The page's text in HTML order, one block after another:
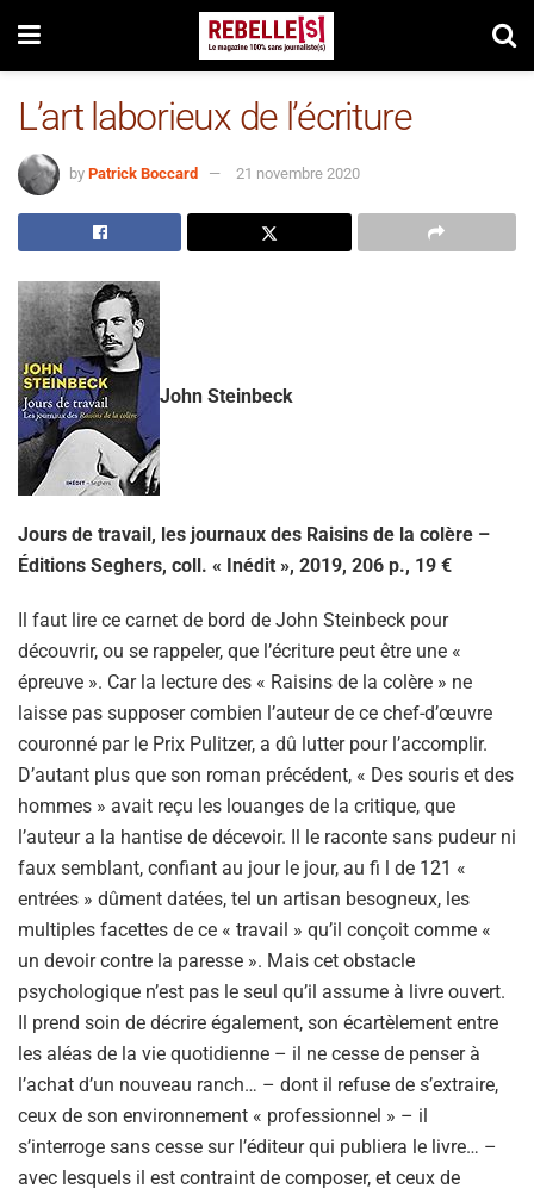
L’art laborieux de l’écriture
by Patrick Boccard 21 novembre 2020
John Steinbeck
Jours de travail, les journaux des Raisins de la colère –
Éditions Seghers, coll. « Inédit », 2019, 206 p., 19 €
Il faut lire ce carnet de bord de John Steinbeck pour
découvrir, ou se rappeler, que l’écriture peut être une «
épreuve ». Car la lecture des « Raisins de la colère » ne
laisse pas supposer combien l’auteur de ce chef-d’œuvre
couronné par le Prix Pulitzer, a dû lutter pour l’accomplir.
D’autant plus que son roman précédent, « Des souris et des
hommes » avait reçu les louanges de la critique, que
l’auteur a la hantise de décevoir. Il le raconte sans pudeur ni
faux semblant, confiant au jour le jour, au fi l de 121 «
entrées » dûment datées, tel un artisan besogneux, les
multiples facettes de ce « travail » qu’il conçoit comme «
un devoir contre la paresse ». Mais cet obstacle
psychologique n’est pas le seul qu’il assume à livre ouvert.
Il prend soin de décrire également, son écartèlement entre
les aléas de la vie quotidienne – il ne cesse de penser à
l’achat d’un nouveau ranch… – dont il refuse de s’extraire,
ceux de son environnement « professionnel » – il
s’interroge sans cesse sur l’éditeur qui publiera le livre… –
avec lesquels il est contraint de composer, et ceux de